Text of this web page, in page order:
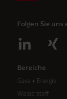
Folgen Sie uns
Bereiche
Gase + Energie
Wasserstoff